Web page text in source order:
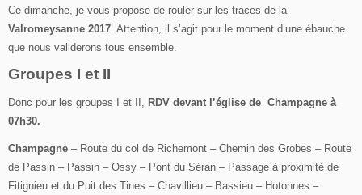
Ce dimanche, je vous propose de rouler sur les traces de la
Valromeysanne 2017. Attention, il s’agit pour le moment d’une ébauche
que nous validerons tous ensemble.
Groupes I et II
Donc pour les groupes I et II, RDV devant l’église de Champagne à
07h30.
Champagne – Route du col de Richemont – Chemin des Grobes – Route
de Passin – Passin – Ossy – Pont du Séran – Passage à proximité de
Fitignieu et du Puit des Tines – Chavillieu – Bassieu – Hotonnes –